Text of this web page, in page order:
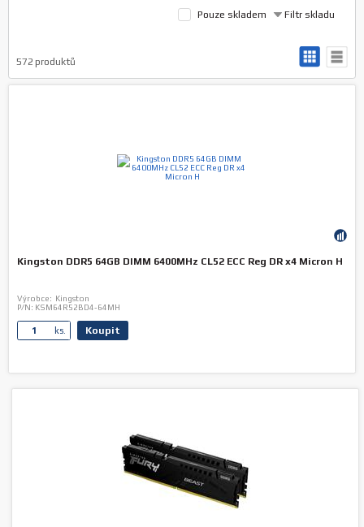
Filtr skladu
Pouze skladem
572 produktů
Kingston DDR5 64GB DIMM 6400MHz CL52 ECC Reg DR x4 Micron H
Výrobce: Kingston
P/N: KSM64R52BD4-64MH
ks. Koupit